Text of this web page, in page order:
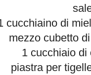
cucchiaino di
mezzo cubetto
1 cucchiaio di
piastra per